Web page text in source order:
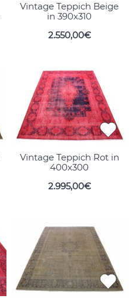
Vintage Teppich Beige
in 390x310
2.550,00€
Vintage Teppich Rot in
400x300
2.995,00€